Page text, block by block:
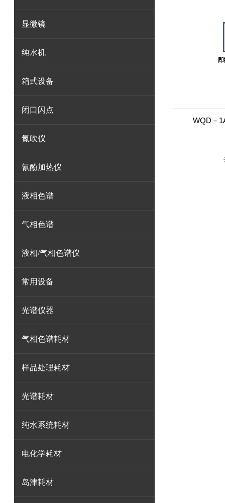
显微镜
纯水机
箱式设备
闭口闪点
氮吹仪
氰酚加热仪
液相色谱
气相色谱
液相/气相色谱仪
常用设备
光谱仪器
气相色谱耗材
样品处理耗材
光谱耗材
纯水系统耗材
电化学耗材
岛津耗材
WQD－